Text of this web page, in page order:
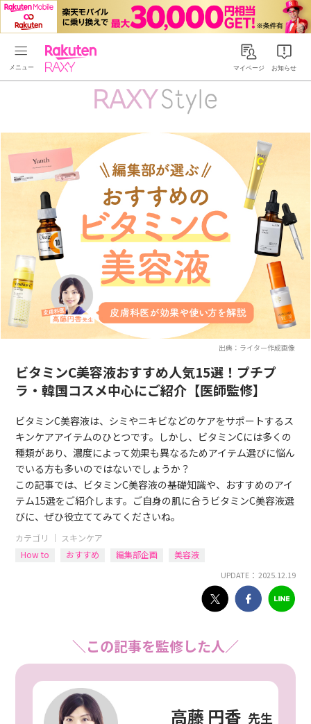
Rakuten RAXYマイページ お知らせ
出典：ライター作成画像
ビタミンC美容液おすすめ人気15選！プチプ
ラ・韓国コスメ中心にご紹介【医師監修】
ビタミンC美容液は、シミやニキビなどのケアをサポートするス
キンケアアイテムのひとつです。しかし、ビタミンCには多くの
種類があり、濃度によって効果も異なるためアイテム選びに悩ん
でいる方も多いのではないでしょうか？
この記事では、ビタミンC美容液の基礎知識や、おすすめのアイ
テム15選をご紹介します。ご自身の肌に合うビタミンC美容液選
びに、ぜひ役立ててみてくださいね。
カテゴリ ｜ スキンケア
How to
おすすめ 編集部企画 美容液
UPDATE： 2025.12.19
＼この記事を監修した人／
高藤 円香 先生